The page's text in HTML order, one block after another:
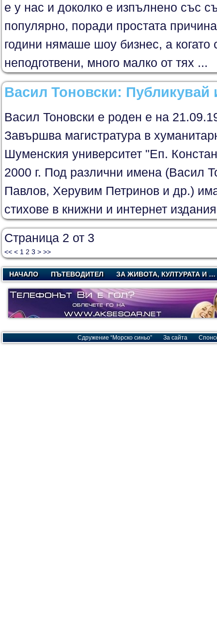
е у нас и доколко е изпълнено със
популярно, поради простата
години нямаше шоу бизнес, а когато
неподготвени, много малко от тях ...
Васил Тоновски:
Васил Тоновски е роден е на
Завършва магистратура в
Шуменския университет "Еп.
2000 г. Под различни имена (Васил
Павлов, Херувим Петринов и др.)
стихове в книжни и интернет
Страница 2 от 3
<< < 1 2 3 > >>
НАЧАЛО ПЪТЕВОДИТЕЛ ЗА ЖИВОТА, КУЛТУРАТА И …
Сдружение “Морско синьо” За сайта